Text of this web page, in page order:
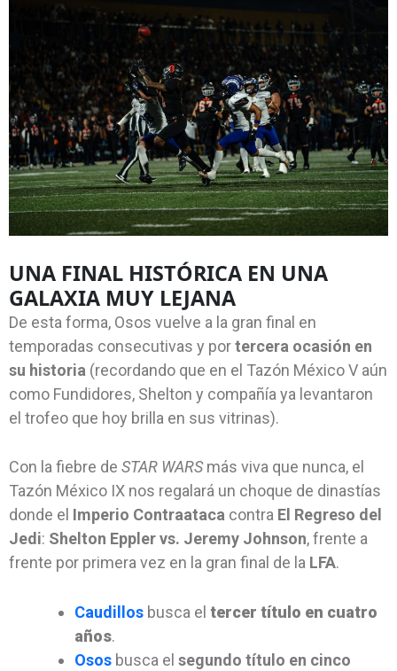
UNA FINAL HISTÓRICA EN UNA
GALAXIA MUY LEJANA
De esta forma, Osos vuelve a la gran final en
temporadas consecutivas y portercera ocasión en
su historia (recordando que en el Tazón México V aún
como Fundidores, Shelton y compañía ya levantaron
el trofeo que hoy brilla en sus vitrinas).
Con la fiebre de STAR WARSmás viva que nunca, el
Tazón México IX nos regalará un choque de dinastías
donde el Imperio Contraataca contra El Regreso del
Jedi: Shelton Eppler vs. Jeremy Johnson, frente a
frente por primera vez en la gran final de la LFA.
Caudillos busca el tercer título en cuatro
años.
Osos busca el segundo título en cinco